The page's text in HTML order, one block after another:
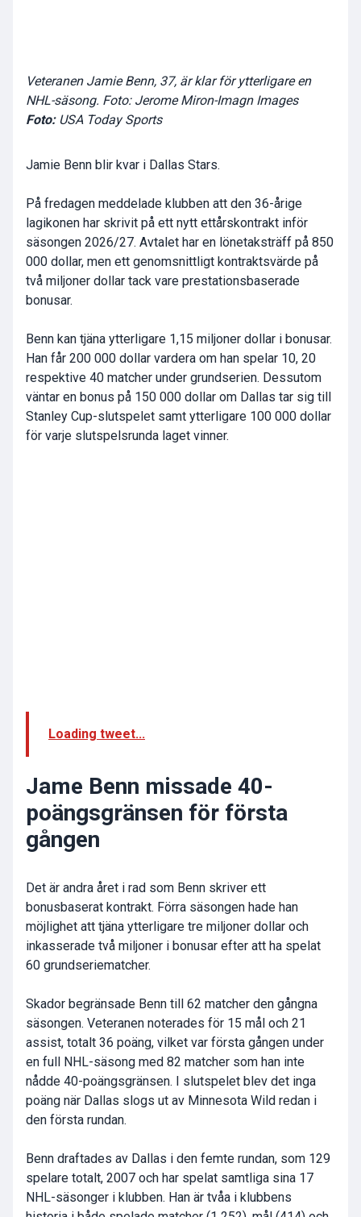
Veteranen Jamie Benn, 37, är klar för ytterligare en
NHL-säsong. Foto: Jerome Miron-Imagn Images
Foto: USA Today Sports
Jamie Benn blir kvar i Dallas Stars.
På fredagen meddelade klubben att den 36-årige
lagikonen har skrivit på ett nytt ettårskontrakt inför
säsongen 2026/27. Avtalet har en lönetaksträff på 850
000 dollar, men ett genomsnittligt kontraktsvärde på
två miljoner dollar tack vare prestationsbaserade
bonusar.
Benn kan tjäna ytterligare 1,15 miljoner dollar i bonusar.
Han får 200 000 dollar vardera om han spelar 10, 20
respektive 40 matcher under grundserien. Dessutom
väntar en bonus på 150 000 dollar om Dallas tar sig till
Stanley Cup-slutspelet samt ytterligare 100 000 dollar
för varje slutspelsrunda laget vinner.
Loading tweet...
Jame Benn missade 40-
poängsgränsen för första
gången
Det är andra året i rad som Benn skriver ett
bonusbaserat kontrakt. Förra säsongen hade han
möjlighet att tjäna ytterligare tre miljoner dollar och
inkasserade två miljoner i bonusar efter att ha spelat
60 grundseriematcher.
Skador begränsade Benn till 62 matcher den gångna
säsongen. Veteranen noterades för 15 mål och 21
assist, totalt 36 poäng, vilket var första gången under
en full NHL-säsong med 82 matcher som han inte
nådde 40-poängsgränsen. I slutspelet blev det inga
poäng när Dallas slogs ut av Minnesota Wild redan i
den första rundan.
Benn draftades av Dallas i den femte rundan, som 129
spelare totalt, 2007 och har spelat samtliga sina 17
NHL-säsonger i klubben. Han är tvåa i klubbens